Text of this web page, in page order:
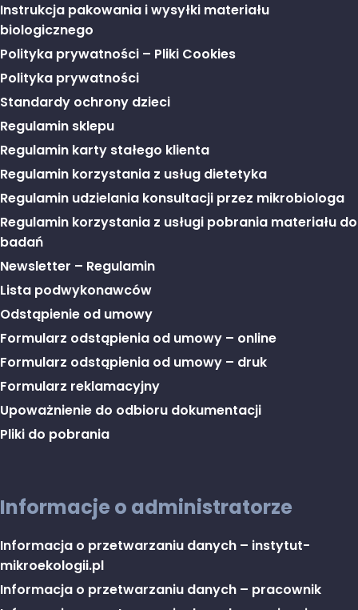
Instrukcja pakowania i wysyłki materiału
biologicznego
Polityka prywatności – Pliki Cookies
Polityka prywatności
Standardy ochrony dzieci
Regulamin sklepu
Regulamin karty stałego klienta
Regulamin korzystania z usług dietetyka
Regulamin udzielania konsultacji przez mikrobiologa
Regulamin korzystania z usługi pobrania materiału do
badań
Newsletter – Regulamin
Lista podwykonawców
Odstąpienie od umowy
Formularz odstąpienia od umowy – online
Formularz odstąpienia od umowy – druk
Formularz reklamacyjny
Upoważnienie do odbioru dokumentacji
Pliki do pobrania
Informacje o administratorze
Informacja o przetwarzaniu danych – instytut-
mikroekologii.pl
Informacja o przetwarzaniu danych – pracownik